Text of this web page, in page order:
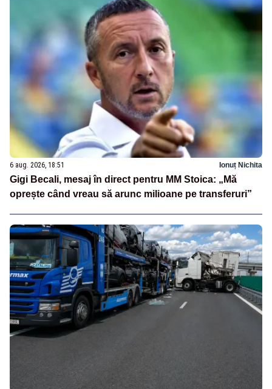
6 aug. 2026, 18:51 Ionuț Nichita
Gigi Becali, mesaj în direct pentru MM Stoica: „Mă
oprește când vreau să arunc milioane pe transferuri”